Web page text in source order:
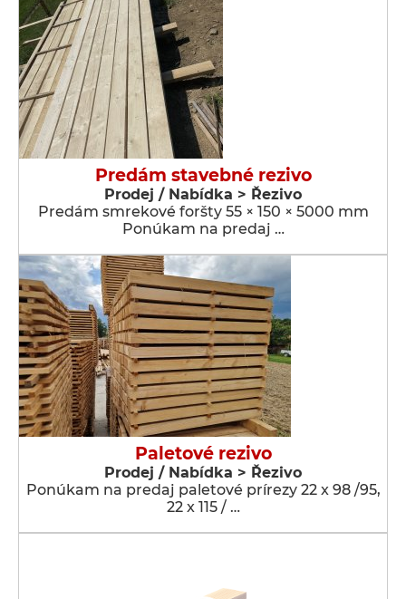
Predám stavebné rezivo
Prodej / Nabídka > Řezivo
Predám smrekové foršty 55 × 150 × 5000 mm
Ponúkam na predaj …
Paletové rezivo
Prodej / Nabídka > Řezivo
Ponúkam na predaj paletové prírezy 22 x 98 /95,
22 x 115 / …